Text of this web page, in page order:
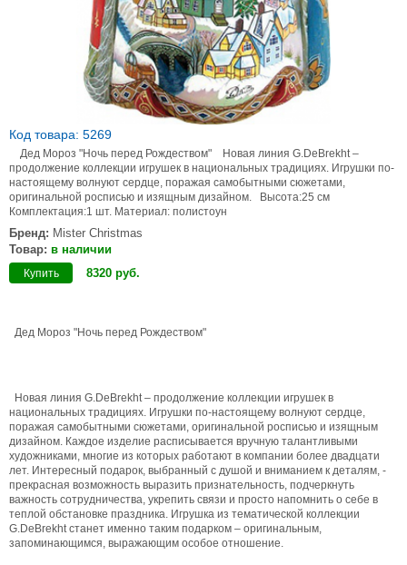
Код товара: 5269
Дед Мороз "Ночь перед Рождеством" Новая линия G.DeBrekht –
продолжение коллекции игрушек в национальных традициях. Игрушки по-
настоящему волнуют сердце, поражая самобытными сюжетами,
оригинальной росписью и изящным дизайном. Высота:25 см
Комплектация:1 шт. Материал: полистоун
Бренд: Mister Christmas
Товар: в наличии
Купить 8320 руб.
Дед Мороз "Ночь перед Рождеством"
Новая линия G.DeBrekht – продолжение коллекции игрушек в
национальных традициях. Игрушки по-настоящему волнуют сердце,
поражая самобытными сюжетами, оригинальной росписью и изящным
дизайном. Каждое изделие расписывается вручную талантливыми
художниками, многие из которых работают в компании более двадцати
лет. Интересный подарок, выбранный с душой и вниманием к деталям, -
прекрасная возможность выразить признательность, подчеркнуть
важность сотрудничества, укрепить связи и просто напомнить о себе в
теплой обстановке праздника. Игрушка из тематической коллекции
G.DeBrekht станет именно таким подарком – оригинальным,
запоминающимся, выражающим особое отношение.